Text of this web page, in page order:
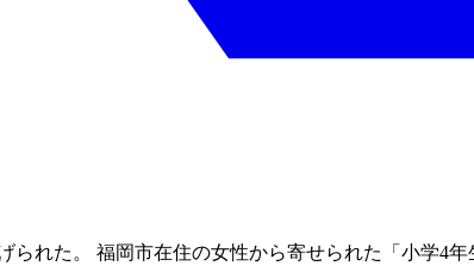
れた。 福岡市在住の女性から寄せられた「小学4